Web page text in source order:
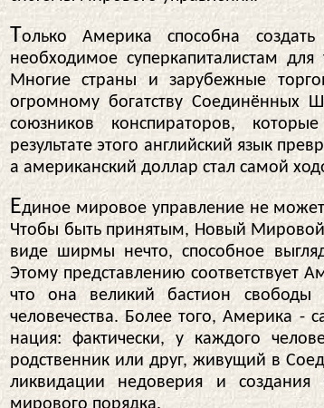
Только Америка способна создать
необходимое суперкапиталистам
Многие страны и зарубежные
огромному богатству Соединённых
союзников конспираторов,
результате этого английский язык
а американский доллар стал самой
Единое мировое управление не может
Чтобы быть принятым, Новый
виде ширмы нечто, способное
Этому представлению соответствует
что она великий бастион
человечества. Более того, Америка -
нация: фактически, у каждого
родственник или друг, живущий в
ликвидации недоверия и создания
мирового порядка.